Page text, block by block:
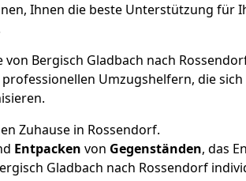
Ihnen die beste Unterstützung für
Bergisch Gladbach nach
Umzugshelfern, die
Zuhause in Rossendorf.
Entpacken von Gegenständen, das
Gladbach nach Rossendorf